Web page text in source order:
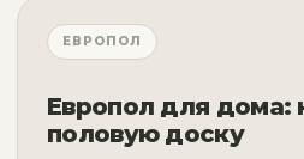
ЕВРОПОЛ
Европол для дома:
половую доску